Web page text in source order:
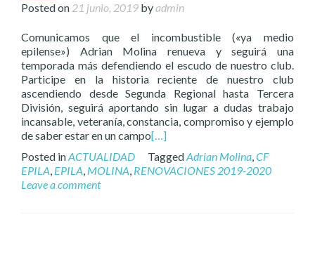
Posted on 21 junio, 2019 byadmin
Comunicamos que el incombustible («ya medio
epilense») Adrian Molina renueva y seguirá una
temporada más defendiendo el escudo de nuestro club.
Participe en la historia reciente de nuestro club
ascendiendo desde Segunda Regional hasta Tercera
División, seguirá aportando sin lugar a dudas trabajo
incansable, veteranía, constancia, compromiso y ejemplo
de saber estar en un campo[…]
Posted inACTUALIDAD TaggedAdrian Molina,CF
EPILA, EPILA, MOLINA, RENOVACIONES 2019-2020
Leave a comment